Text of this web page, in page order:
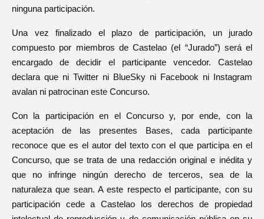
ninguna participación.
Una vez finalizado el plazo de participación, un jurado
compuesto por miembros de Castelao (el “Jurado”) será el
encargado de decidir el participante vencedor. Castelao
declara que ni Twitter ni BlueSky ni Facebook ni Instagram
avalan ni patrocinan este Concurso.
Con la participación en el Concurso y, por ende, con la
aceptación de las presentes Bases, cada participante
reconoce que es el autor del texto con el que participa en el
Concurso, que se trata de una redacción original e inédita y
que no infringe ningún derecho de terceros, sea de la
naturaleza que sean. A este respecto el participante, con su
participación cede a Castelao los derechos de propiedad